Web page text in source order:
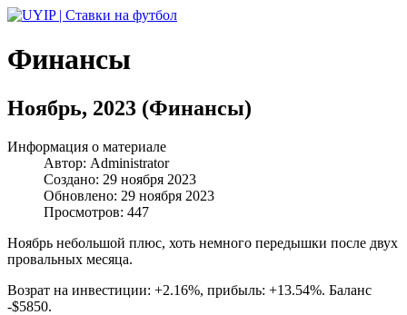
Финансы
Ноябрь, 2023 (Финансы)
Информация о материале
Автор: Administrator
Создано: 29 ноября 2023
Обновлено: 29 ноября 2023
Просмотров: 447
Ноябрь небольшой плюс, хоть немного передышки после двух
провальных месяца.
Возрат на инвестиции: +2.16%, прибыль: +13.54%. Баланс
-$5850.